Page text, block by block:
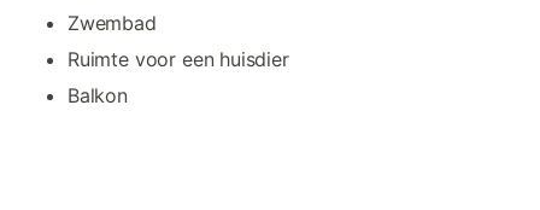
Zwembad
Ruimte voor een huisdier
Balkon